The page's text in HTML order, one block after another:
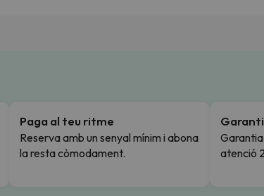
Paga al teu ritme
Reserva amb un senyal mínim i abona
la resta còmodament.
Garantia
atenció